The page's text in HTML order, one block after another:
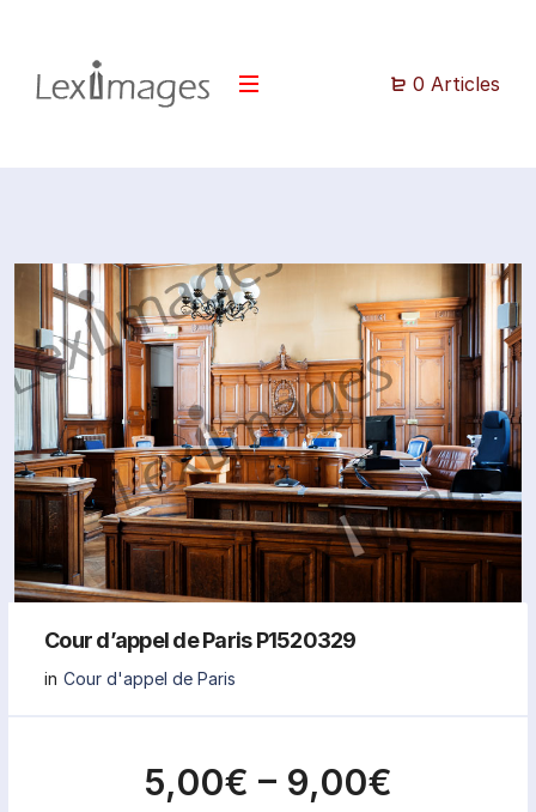
0 Articles
Cour d’appel de Paris P1520329
in Cour d'appel de Paris
5,00€ – 9,00€